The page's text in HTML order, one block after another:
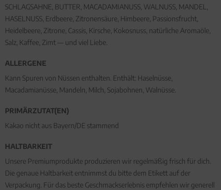
SCHLAGSAHNE, BUTTER, MACADAMIANUSS, WALNUSS, MANDEL,
HASELNUSS, Erdbeere, Zitronensäure, Himbeere, Passionsfrucht,
Heidelbeere, Zitrone, Cassis, Kirsche, Kokosnuss, natürliche Aromaöle,
Salz, Kaffee, Zimt — und viel Liebe.
ALLERGENE
Kann Spuren von Nüssen enthalten. Enthält: Haselnüsse,
Macadamianüsse, Mandeln, Milch, Sojabohnen, Walnüsse.
PRIMÄRZUTAT(EN)
Kakao nicht aus Bayern/DE stammend
HALTBARKEIT
Unsere Premiumprodukte produzieren wir regelmäßig frisch für dich.
Die genaue Haltbarkeit entnimmst du bitte dem Etikett auf der
Verpackung. Für das beste Geschmackserlebnis empfehlen wir generell